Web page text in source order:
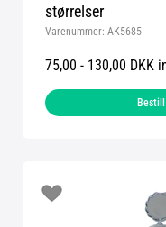
størrelser
Varenummer: AK5685
75,00 - 130,00 DKK